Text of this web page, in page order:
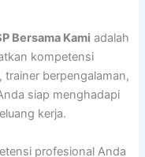
Bersama Kami adalah
kompetensi
trainer berpengalaman,
siap menghadapi
kerja.
profesional Anda